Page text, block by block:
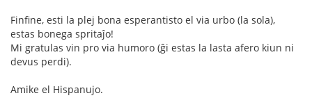
Finfine, esti la plej bona esperantisto el via urbo (la sola),
estas bonega spritaĵo!
Mi gratulas vin pro via humoro (ĝi estas la lasta afero kiun ni
devus perdi).
Amike el Hispanujo.